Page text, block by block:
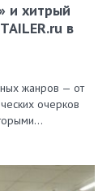
и хитрый
в
жанров — от
очерков